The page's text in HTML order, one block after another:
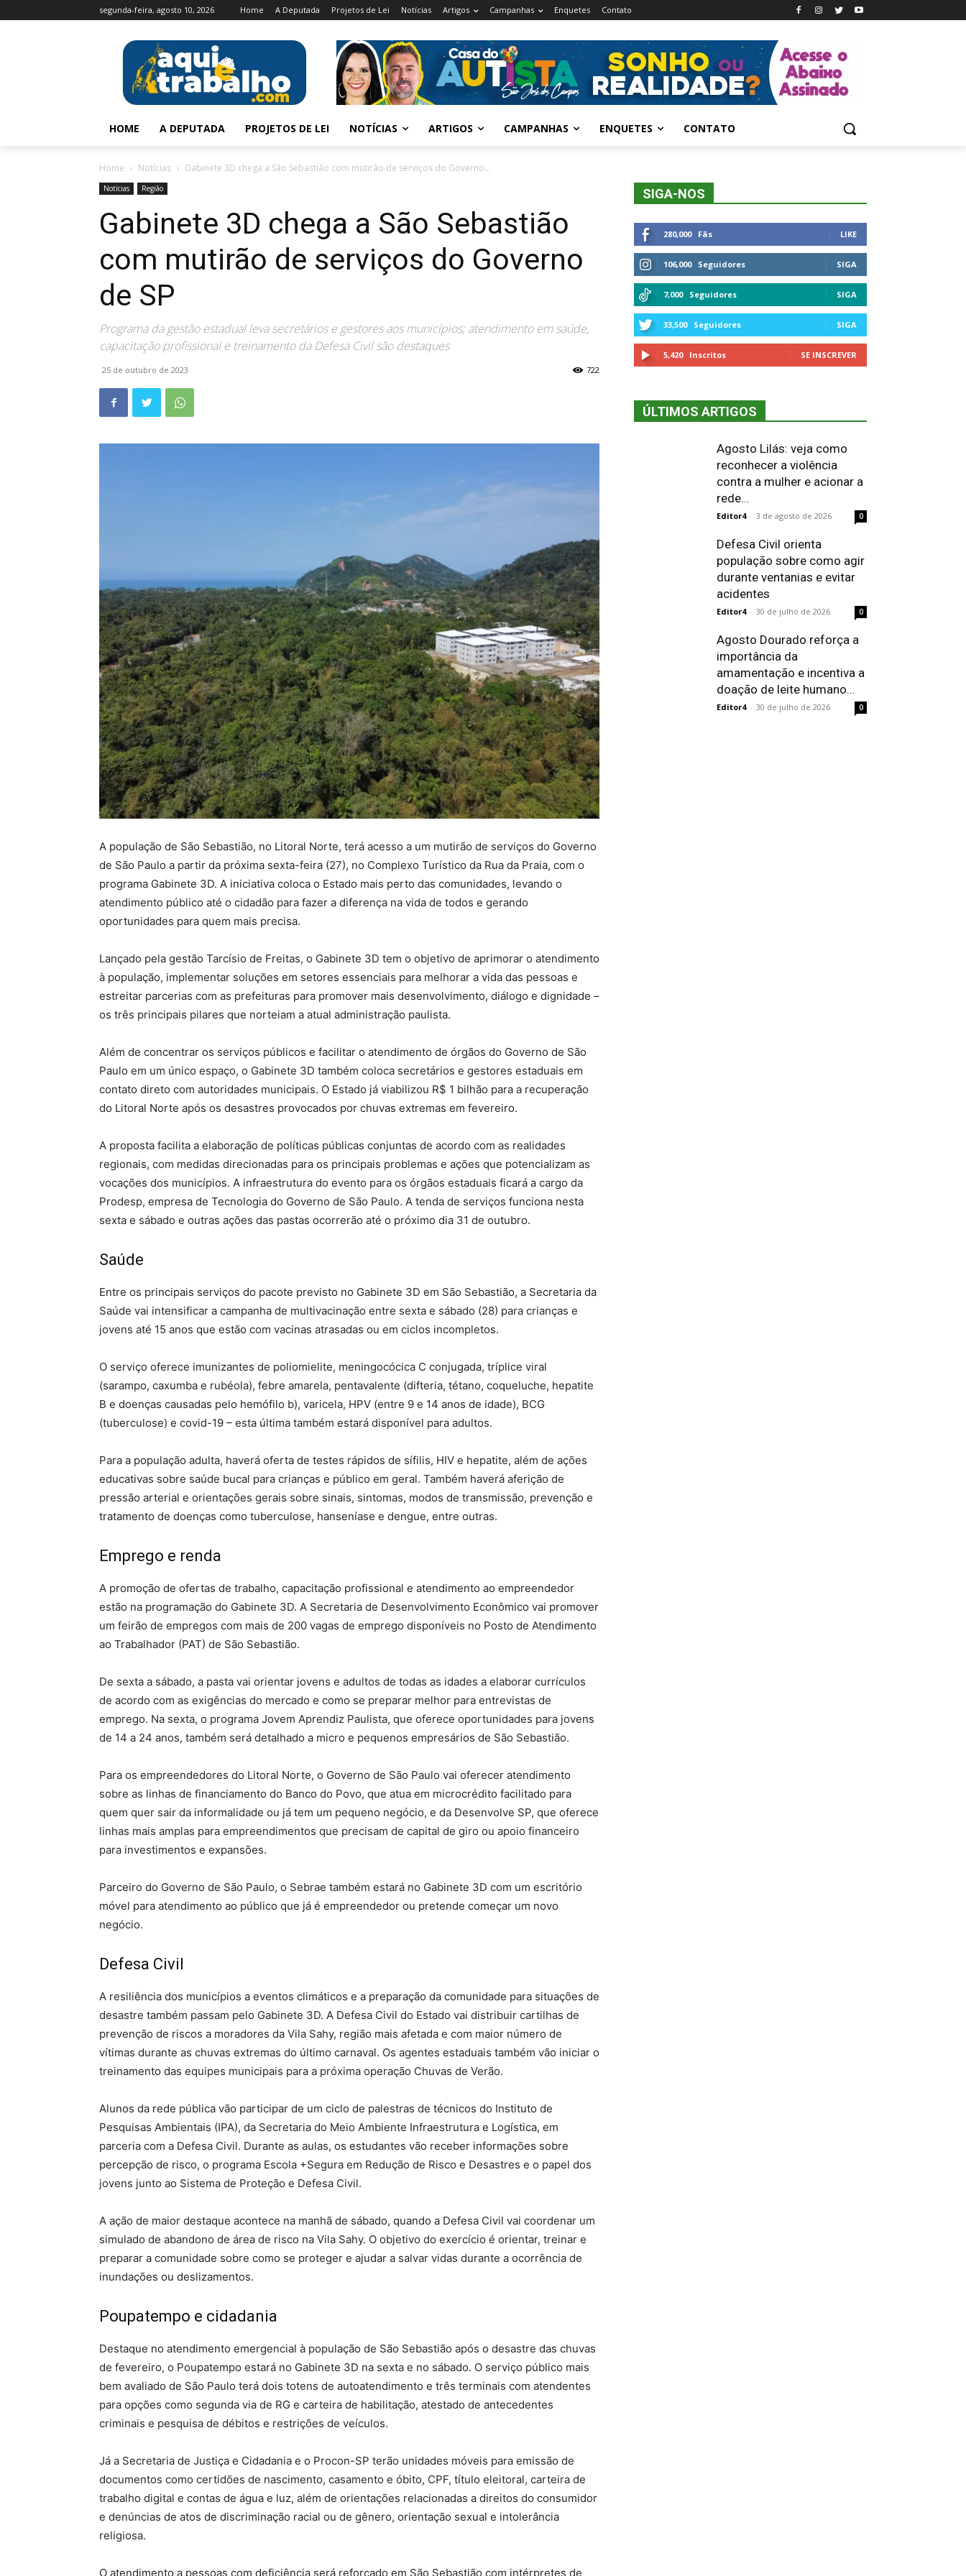
segunda-feira, agosto 10, 2026 Home A Deputada Projetos de Lei Notícias Artigos Campanhas Enquetes Contato
HOME A DEPUTADA PROJETOS DE LEI NOTÍCIAS ARTIGOS CAMPANHAS ENQUETES CONTATO
Home Notícias Gabinete 3D chega a São Sebastião com mutirão de serviços do Governo...
Notícias Região
Gabinete 3D chega a São Sebastião
com mutirão de serviços do Governo
de SP
Programa da gestão estadual leva secretários e gestores aos municípios; atendimento em saúde,
capacitação profissional e treinamento da Defesa Civil são destaques
25 de outubro de 2023 722
A população de São Sebastião, no Litoral Norte, terá acesso a um mutirão de serviços do Governo
de São Paulo a partir da próxima sexta-feira (27), no Complexo Turístico da Rua da Praia, com o
programa Gabinete 3D. A iniciativa coloca o Estado mais perto das comunidades, levando o
atendimento público até o cidadão para fazer a diferença na vida de todos e gerando
oportunidades para quem mais precisa.
Lançado pela gestão Tarcísio de Freitas, o Gabinete 3D tem o objetivo de aprimorar o atendimento
à população, implementar soluções em setores essenciais para melhorar a vida das pessoas e
estreitar parcerias com as prefeituras para promover mais desenvolvimento, diálogo e dignidade –
os três principais pilares que norteiam a atual administração paulista.
Além de concentrar os serviços públicos e facilitar o atendimento de órgãos do Governo de São
Paulo em um único espaço, o Gabinete 3D também coloca secretários e gestores estaduais em
contato direto com autoridades municipais. O Estado já viabilizou R$ 1 bilhão para a recuperação
do Litoral Norte após os desastres provocados por chuvas extremas em fevereiro.
A proposta facilita a elaboração de políticas públicas conjuntas de acordo com as realidades
regionais, com medidas direcionadas para os principais problemas e ações que potencializam as
vocações dos municípios. A infraestrutura do evento para os órgãos estaduais ficará a cargo da
Prodesp, empresa de Tecnologia do Governo de São Paulo. A tenda de serviços funciona nesta
sexta e sábado e outras ações das pastas ocorrerão até o próximo dia 31 de outubro.
Saúde
Entre os principais serviços do pacote previsto no Gabinete 3D em São Sebastião, a Secretaria da
Saúde vai intensificar a campanha de multivacinação entre sexta e sábado (28) para crianças e
jovens até 15 anos que estão com vacinas atrasadas ou em ciclos incompletos.
O serviço oferece imunizantes de poliomielite, meningocócica C conjugada, tríplice viral
(sarampo, caxumba e rubéola), febre amarela, pentavalente (difteria, tétano, coqueluche, hepatite
B e doenças causadas pelo hemófilo b), varicela, HPV (entre 9 e 14 anos de idade), BCG
(tuberculose) e covid-19 – esta última também estará disponível para adultos.
Para a população adulta, haverá oferta de testes rápidos de sífilis, HIV e hepatite, além de ações
educativas sobre saúde bucal para crianças e público em geral. Também haverá aferição de
pressão arterial e orientações gerais sobre sinais, sintomas, modos de transmissão, prevenção e
tratamento de doenças como tuberculose, hanseníase e dengue, entre outras.
Emprego e renda
A promoção de ofertas de trabalho, capacitação profissional e atendimento ao empreendedor
estão na programação do Gabinete 3D. A Secretaria de Desenvolvimento Econômico vai promover
um feirão de empregos com mais de 200 vagas de emprego disponíveis no Posto de Atendimento
ao Trabalhador (PAT) de São Sebastião.
De sexta a sábado, a pasta vai orientar jovens e adultos de todas as idades a elaborar currículos
de acordo com as exigências do mercado e como se preparar melhor para entrevistas de
emprego. Na sexta, o programa Jovem Aprendiz Paulista, que oferece oportunidades para jovens
de 14 a 24 anos, também será detalhado a micro e pequenos empresários de São Sebastião.
Para os empreendedores do Litoral Norte, o Governo de São Paulo vai oferecer atendimento
sobre as linhas de financiamento do Banco do Povo, que atua em microcrédito facilitado para
quem quer sair da informalidade ou já tem um pequeno negócio, e da Desenvolve SP, que oferece
linhas mais amplas para empreendimentos que precisam de capital de giro ou apoio financeiro
para investimentos e expansões.
Parceiro do Governo de São Paulo, o Sebrae também estará no Gabinete 3D com um escritório
móvel para atendimento ao público que já é empreendedor ou pretende começar um novo
negócio.
Defesa Civil
A resiliência dos municípios a eventos climáticos e a preparação da comunidade para situações de
desastre também passam pelo Gabinete 3D. A Defesa Civil do Estado vai distribuir cartilhas de
prevenção de riscos a moradores da Vila Sahy, região mais afetada e com maior número de
vítimas durante as chuvas extremas do último carnaval. Os agentes estaduais também vão iniciar o
treinamento das equipes municipais para a próxima operação Chuvas de Verão.
Alunos da rede pública vão participar de um ciclo de palestras de técnicos do Instituto de
Pesquisas Ambientais (IPA), da Secretaria do Meio Ambiente Infraestrutura e Logística, em
parceria com a Defesa Civil. Durante as aulas, os estudantes vão receber informações sobre
percepção de risco, o programa Escola +Segura em Redução de Risco e Desastres e o papel dos
jovens junto ao Sistema de Proteção e Defesa Civil.
A ação de maior destaque acontece na manhã de sábado, quando a Defesa Civil vai coordenar um
simulado de abandono de área de risco na Vila Sahy. O objetivo do exercício é orientar, treinar e
preparar a comunidade sobre como se proteger e ajudar a salvar vidas durante a ocorrência de
inundações ou deslizamentos.
Poupatempo e cidadania
Destaque no atendimento emergencial à população de São Sebastião após o desastre das chuvas
de fevereiro, o Poupatempo estará no Gabinete 3D na sexta e no sábado. O serviço público mais
bem avaliado de São Paulo terá dois totens de autoatendimento e três terminais com atendentes
para opções como segunda via de RG e carteira de habilitação, atestado de antecedentes
criminais e pesquisa de débitos e restrições de veículos.
Já a Secretaria de Justiça e Cidadania e o Procon-SP terão unidades móveis para emissão de
documentos como certidões de nascimento, casamento e óbito, CPF, título eleitoral, carteira de
trabalho digital e contas de água e luz, além de orientações relacionadas a direitos do consumidor
e denúncias de atos de discriminação racial ou de gênero, orientação sexual e intolerância
religiosa.
O atendimento a pessoas com deficiência será reforçado em São Sebastião com intérpretes de
SIGA-NOS
280,000 Fãs LIKE
106,000 Seguidores SIGA
7,000 Seguidores SIGA
33,500 Seguidores SIGA
5,420 Inscritos SE INSCREVER
ÚLTIMOS ARTIGOS
Agosto Lilás: veja como
reconhecer a violência
contra a mulher e acionar a
rede...
Editor4 - 3 de agosto de 2026 0
Defesa Civil orienta
população sobre como agir
durante ventanias e evitar
acidentes
Editor4 - 30 de julho de 2026 0
Agosto Dourado reforça a
importância da
amamentação e incentiva a
doação de leite humano...
Editor4 - 30 de julho de 2026 0